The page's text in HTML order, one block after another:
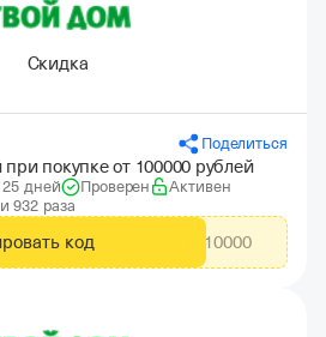
Скидка
Поделиться
покупке от 100000 рублей
дней Проверен
Активен
932 раза
код CITYADS10000